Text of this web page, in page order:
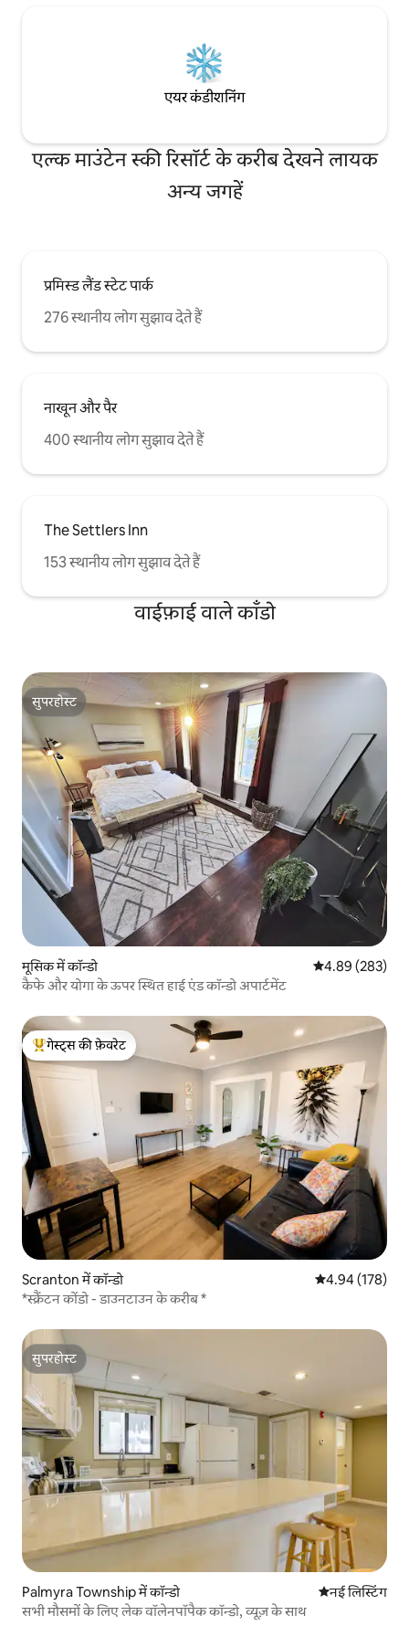
एयर कंडीशनिंग
एल्क माउंटेन स्की रिसॉर्ट के करीब देखने लायक
अन्य जगहें
प्रमिस्ड लैंड स्टेट पार्क
276 स्थानीय लोग सुझाव देते हैं
नाखून और पैर
400 स्थानीय लोग सुझाव देते हैं
The Settlers Inn
153 स्थानीय लोग सुझाव देते हैं
वाईफ़ाई वाले काँडो
सुपरहोस्ट
सुपरहोस्ट
मूसिक में कॉन्डो औसत रेटिंग 5 में से
4.89 (283)
कैफे और योगा के ऊपर स्थित हाई एंड कॉन्डो अपार्टमेंट
गेस्ट्स का टॉप फ़ेवरेट
गेस्ट्स की फ़ेवरेट
Scranton में कॉन्डो औसत रेटिंग 5 में से
4.94 (178)
*स्क्रैंटन कोंडो - डाउनटाउन के करीब *
सुपरहोस्ट
सुपरहोस्ट
Palmyra Township में कॉन्डो ठहरने की नई
नई लिस्टिंग
सभी मौसमों के लिए लेक वॉलेनपॉपैक कॉन्डो, व्यूज़ के साथ